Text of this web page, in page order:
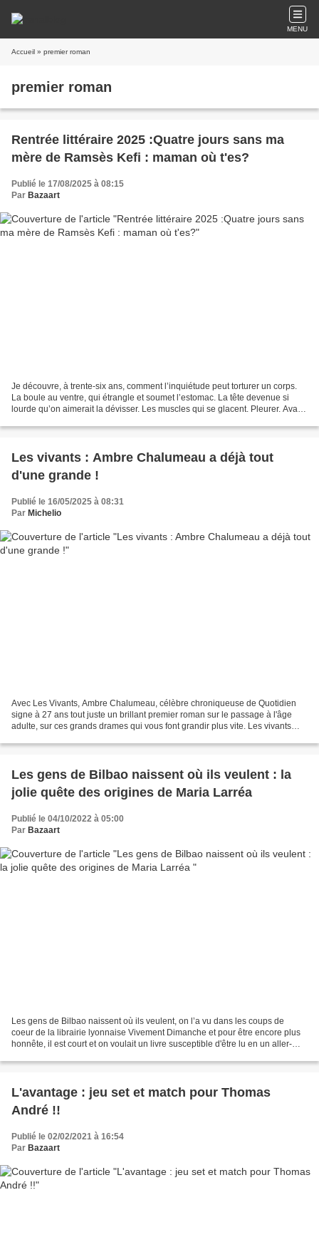
MENU
Accueil » premier roman
premier roman
Rentrée littéraire 2025 :Quatre jours sans ma
mère de Ramsès Kefi : maman où t'es?
Publié le 17/08/2025 à 08:15
Par Bazaart
Je découvre, à trente-six ans, comment l’inquiétude peut torturer un corps.
La boule au ventre, qui étrangle et soumet l’estomac. La tête devenue si
lourde qu’on aimerait la dévisser. Les muscles qui se glacent. Pleurer. Avant
Les vivants : Ambre Chalumeau a déjà tout
d'une grande !
Publié le 16/05/2025 à 08:31
Par Michelio
Avec Les Vivants, Ambre Chalumeau, célèbre chroniqueuse de Quotidien
signe à 27 ans tout juste un brillant premier roman sur le passage à l'âge
adulte, sur ces grands drames qui vous font grandir plus vite. Les vivants
Les gens de Bilbao naissent où ils veulent : la
jolie quête des origines de Maria Larréa
Publié le 04/10/2022 à 05:00
Par Bazaart
Les gens de Bilbao naissent où ils veulent, on l’a vu dans les coups de
coeur de la librairie lyonnaise Vivement Dimanche et pour être encore plus
honnête, il est court et on voulait un livre susceptible d'être lu en un aller-
L'avantage : jeu set et match pour Thomas
André !!
Publié le 02/02/2021 à 16:54
Par Bazaart